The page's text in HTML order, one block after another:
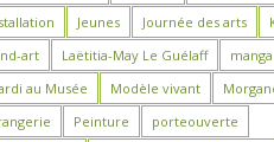
Jeunes Journée des arts
art
Laëtitia-May Le Guélaff
manga
au Musée
Modèle vivant
Peinture porteouverte